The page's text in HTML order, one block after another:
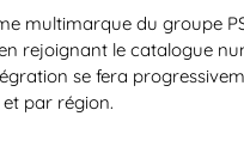
multimarque du groupe
rejoignant le catalogue
se fera
par région.